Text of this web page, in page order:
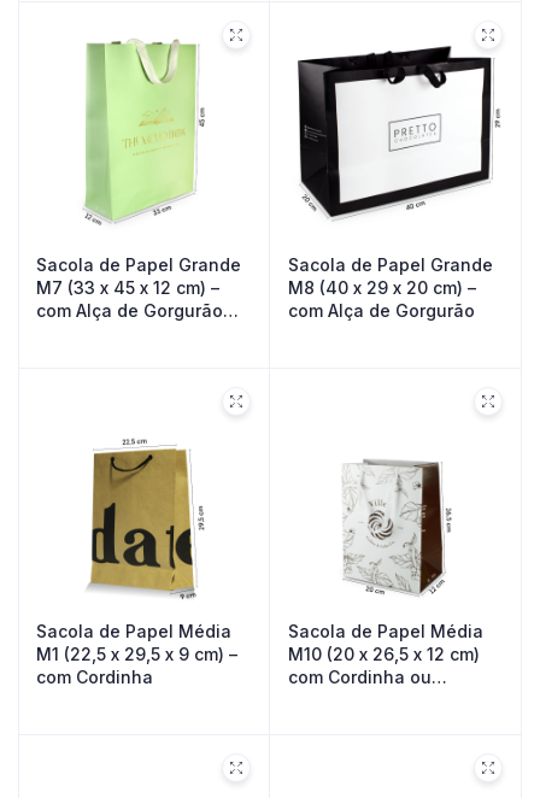
Sacola de Papel Grande
M7 (33 x 45 x 12 cm) –
com Alça de Gorgurão
Sacola de Papel Grande
M8 (40 x 29 x 20 cm) –
com Alça de Gorgurão
Sacola de Papel Média
M1 (22,5 x 29,5 x 9 cm) –
com Cordinha
Sacola de Papel Média
M10 (20 x 26,5 x 12 cm)
com Cordinha ou